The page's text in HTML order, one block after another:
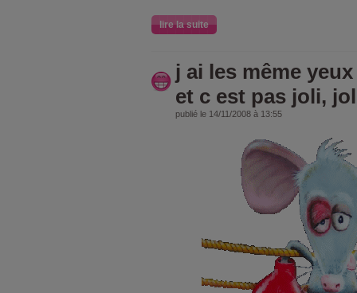
lire la suite
j ai les même
et c est pas joli,
publié le 14/11/2008 à 13:55